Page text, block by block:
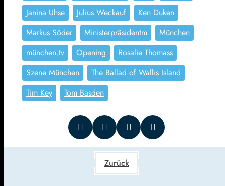
Janina Uhse
Julius Weckauf
Ken Duken
Markus Söder
Ministerpräsidentm
München
münchen.tv
Opening
Rosalie Thomass
Szene München
The Ballad of Wallis Island
Tim Key
Tom Basden
Zurück